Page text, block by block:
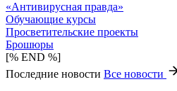
«Антивирусная правда»
Обучающие курсы
Просветительские проекты
Брошюры
[% END %]
Последние новости Все новости